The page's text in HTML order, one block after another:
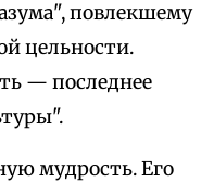
повлекшему
цельности.
— последнее
мудрость. Его